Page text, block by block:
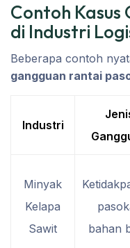
Contoh Kasus
di Industri
Beberapa contoh
gangguan rantai
Industri
Minyak
Kelapa
Sawit
bahan